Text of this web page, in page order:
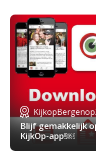
Blijf gemakkelijk
KijkOp-app!￼